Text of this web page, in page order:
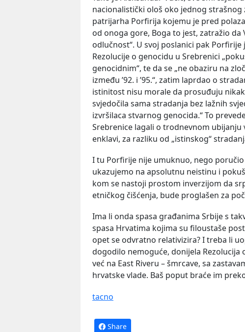
nacionalistički ološ oko jednog
patrijarha Porfirija kojemu je pred
od onoga gore, Boga to jest, zatražio
odlučnost“. U svoj poslanici pak
Rezolucije o genocidu u Srebrenici
genocidnim“, te da se „ne obaziru na
između ’92. i ’95.“, zatim laprdao o
istinitost nisu morale da prosuđuju
svjedočila sama stradanja bez lažnih
izvršilaca stvarnog genocida.“ To
Srebrenice lagali o trodnevnom ubijanju
enklavi, za razliku od „istinskog“
I tu Porfirije nije umuknuo, nego poručio
ukazujemo na apsolutnu neistinu i
kom se nastoji prostom inverzijom da
etničkog čišćenja, bude proglašen za
Ima li onda spasa građanima Srbije s
spasa Hrvatima kojima su filoustaše
opet se odvratno relativizira? I treba li
dogodilo nemoguće, donijela Rezolucija
već na East Riveru – šmrcave, sa
hrvatske vlade. Baš poput braće im
tacno
Share